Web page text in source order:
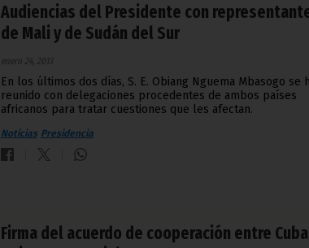
Audiencias del Presidente con
de Mali y de Sudán del Sur
enero 24, 2013
En los últimos dos días, S. E. Obiang Nguema Mbasogo se
reunido con delegaciones procedentes de ambos países
africanos para tratar cuestiones que les afectan.
Noticias Presidencia
Firma del acuerdo de cooperación entre